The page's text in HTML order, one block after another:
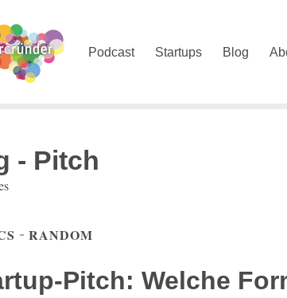
Podcast Startups Blog
- Pitch
RANDOM
Pitch: Welche